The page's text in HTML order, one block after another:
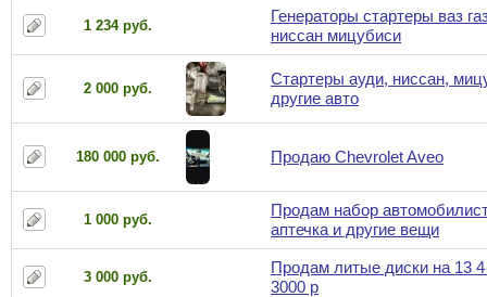
1 234 руб.
Генераторы стартеры ваз
ниссан мицубиси
2 000 руб.
Стартеры ауди, ниссан,
другие авто
180 000 руб. Продаю Chevrolet Aveo
1 000 руб.
Продам набор
аптечка и другие вещи
3 000 руб.
Продам литые диски на 13
3000 р